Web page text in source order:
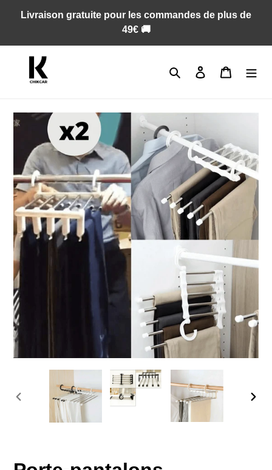
Livraison gratuite pour les commandes de plus de
49€ 🚚
RechercherSe connecter
Panier
DIAPOSITIVE
PRÉCÉDENTE